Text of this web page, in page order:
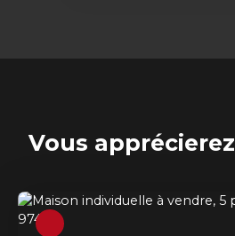
Vous apprécierez